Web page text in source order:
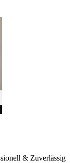
& Zuverlässig